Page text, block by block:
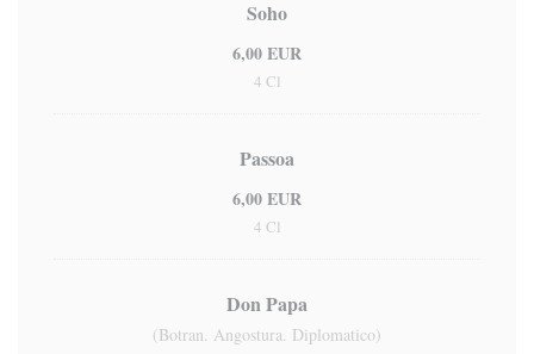
Soho
6,00 EUR
4 Cl
Passoa
6,00 EUR
4 Cl
Don Papa
(Botran. Angostura. Diplomatico)